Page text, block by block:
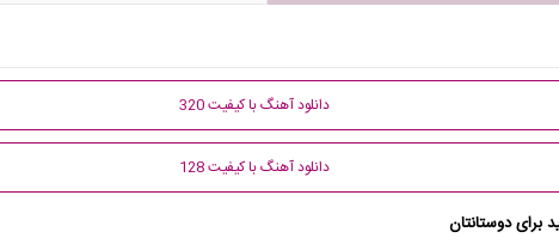
دانلود آهنگ با کیفیت 320
دانلود آهنگ با کیفیت 128
برای دوستانتان